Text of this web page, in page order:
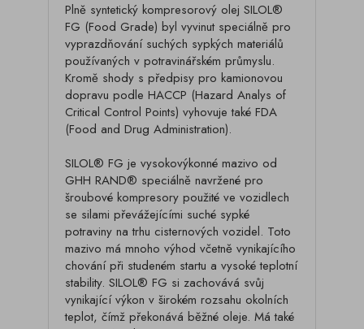
Plně syntetický kompresorový olej SILOL®
FG (Food Grade) byl vyvinut speciálně pro
vyprazdňování suchých sypkých materiálů
používaných v potravinářském průmyslu.
Kromě shody s předpisy pro kamionovou
dopravu podle HACCP (Hazard Analys of
Critical Control Points) vyhovuje také FDA
(Food and Drug Administration).
SILOL® FG je vysokovýkonné mazivo od
GHH RAND® speciálně navržené pro
šroubové kompresory použité ve vozidlech
se silami převážejícími suché sypké
potraviny na trhu cisternových vozidel. Toto
mazivo má mnoho výhod včetně vynikajícího
chování při studeném startu a vysoké teplotní
stability. SILOL® FG si zachovává svůj
vynikající výkon v širokém rozsahu okolních
teplot, čímž překonává běžné oleje. Má také